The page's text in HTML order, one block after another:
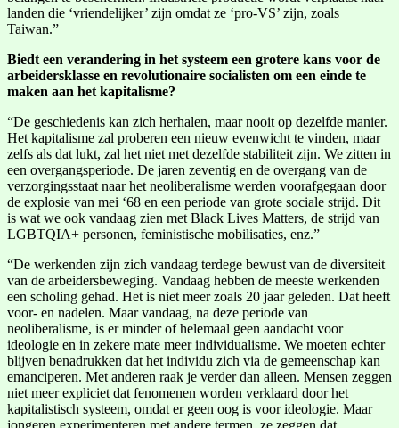
landen die ‘vriendelijker’ zijn omdat ze ‘pro-VS’ zijn, zoals
Taiwan.”
Biedt een verandering in het systeem een grotere kans voor de
arbeidersklasse en revolutionaire socialisten om een einde te
maken aan het kapitalisme?
“De geschiedenis kan zich herhalen, maar nooit op dezelfde manier.
Het kapitalisme zal proberen een nieuw evenwicht te vinden, maar
zelfs als dat lukt, zal het niet met dezelfde stabiliteit zijn. We zitten in
een overgangsperiode. De jaren zeventig en de overgang van de
verzorgingsstaat naar het neoliberalisme werden voorafgegaan door
de explosie van mei ‘68 en een periode van grote sociale strijd. Dit
is wat we ook vandaag zien met Black Lives Matters, de strijd van
LGBTQIA+ personen, feministische mobilisaties, enz.”
“De werkenden zijn zich vandaag terdege bewust van de diversiteit
van de arbeidersbeweging. Vandaag hebben de meeste werkenden
een scholing gehad. Het is niet meer zoals 20 jaar geleden. Dat heeft
voor- en nadelen. Maar vandaag, na deze periode van
neoliberalisme, is er minder of helemaal geen aandacht voor
ideologie en in zekere mate meer individualisme. We moeten echter
blijven benadrukken dat het individu zich via de gemeenschap kan
emanciperen. Met anderen raak je verder dan alleen. Mensen zeggen
niet meer expliciet dat fenomenen worden verklaard door het
kapitalistisch systeem, omdat er geen oog is voor ideologie. Maar
jongeren experimenteren met andere termen, ze zeggen dat